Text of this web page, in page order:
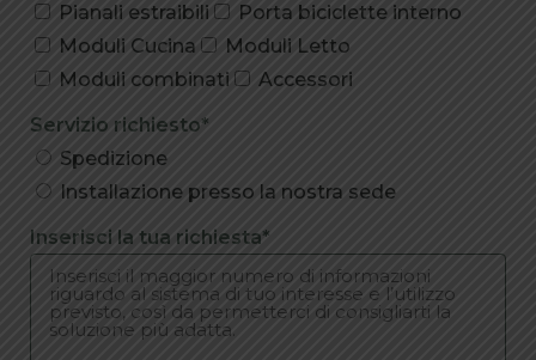
Pianali estraibili
Porta biciclette interno
Moduli Cucina
Moduli Letto
Moduli combinati
Accessori
Servizio richiesto*
Spedizione
Installazione presso la nostra sede
Inserisci la tua richiesta*